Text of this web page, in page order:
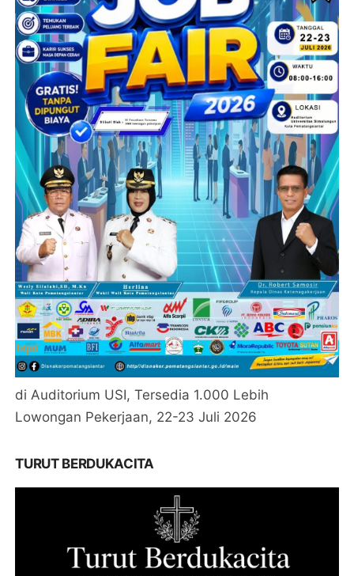
di Auditorium USI, Tersedia 1.000 Lebih
Lowongan Pekerjaan, 22-23 Juli 2026
TURUT BERDUKACITA